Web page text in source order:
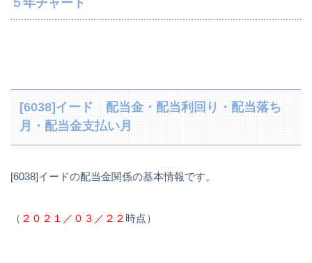
５年チャート
[6038]イード 配当金・配当利回り・配当落ち
月・配当金支払い月
[6038]イードの配当金関係の基本情報です。
（ ２０２１／０３／２２時点）